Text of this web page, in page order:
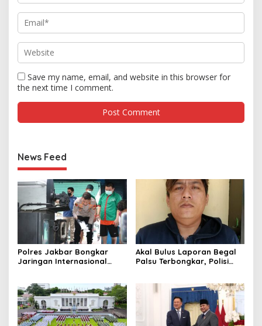
Save my name, email, and website in this browser for
the next time I comment.
News Feed
Polres Jakbar Bongkar
Jaringan Internasional
Diringkus dan Barang Bukti
1,1 Ton Rp119 Miliar
Dimusnahkan
Akal Bulus Laporan Begal
Palsu Terbongkar, Polisi